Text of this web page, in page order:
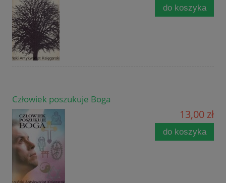
do koszyka
Człowiek poszukuje Boga
13,00 zł
do koszyka